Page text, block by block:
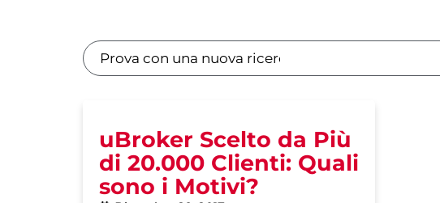
uBroker Scelto da Più
di 20.000 Clienti: Quali
sono i Motivi?